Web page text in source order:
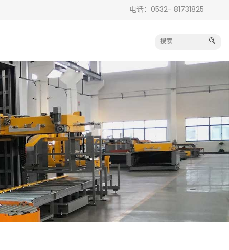
电话：0532- 81731825